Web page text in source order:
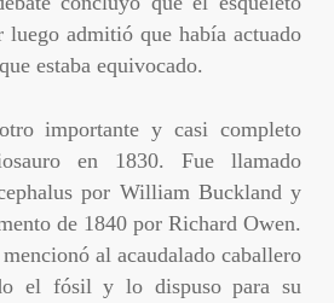
admitió que había actuado
estaba equivocado.
importante y casi completo
en 1830. Fue llamado
por William Buckland y
de 1840 por Richard Owen.
al acaudalado caballero
el fósil y lo dispuso para su